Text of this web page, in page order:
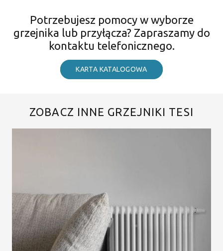
Potrzebujesz pomocy w wyborze
grzejnika lub przyłącza? Zapraszamy do
kontaktu telefonicznego.
KARTA KATALOGOWA
ZOBACZ INNE GRZEJNIKI TESI